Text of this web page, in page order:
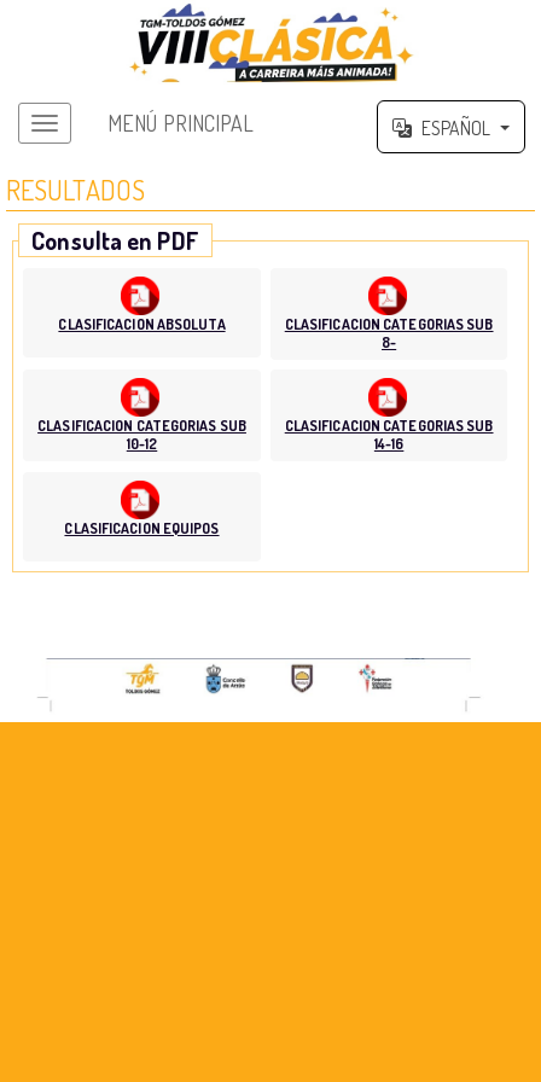
MENÚ PRINCIPAL ESPAÑOL
RESULTADOS
Consulta en PDF
CLASIFICACION ABSOLUTA
CLASIFICACION CATEGORIAS SUB
8-
CLASIFICACION CATEGORIAS SUB
10-12
CLASIFICACION CATEGORIAS SUB
14-16
CLASIFICACION EQUIPOS